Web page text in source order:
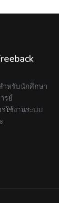
ำหรับนักศึกษา
รย์
ใช้งานระบบ